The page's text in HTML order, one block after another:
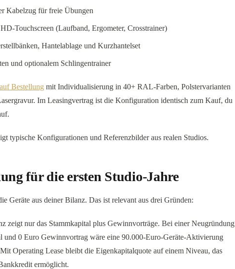
Kabelzug für freie Übungen
Touchscreen (Laufband, Ergometer, Crosstrainer)
Hantelablage und Kurzhantelset
und optionalem Schlingentrainer
Bestellung mit Individualisierung in 40+ RAL-Farben, Polstervarianten
Im Leasingvertrag ist die Konfiguration identisch zum Kauf, du
typische Konfigurationen und Referenzbilder aus realen Studios.
für die ersten Studio-Jahre
Geräte aus deiner Bilanz. Das ist relevant aus drei Gründen:
zeigt nur das Stammkapital plus Gewinnvorträge. Bei einer Neugründung
und 0 Euro Gewinnvortrag wäre eine 90.000-Euro-Geräte-Aktivierung
Operating Lease bleibt die Eigenkapitalquote auf einem Niveau, das
ermöglicht.